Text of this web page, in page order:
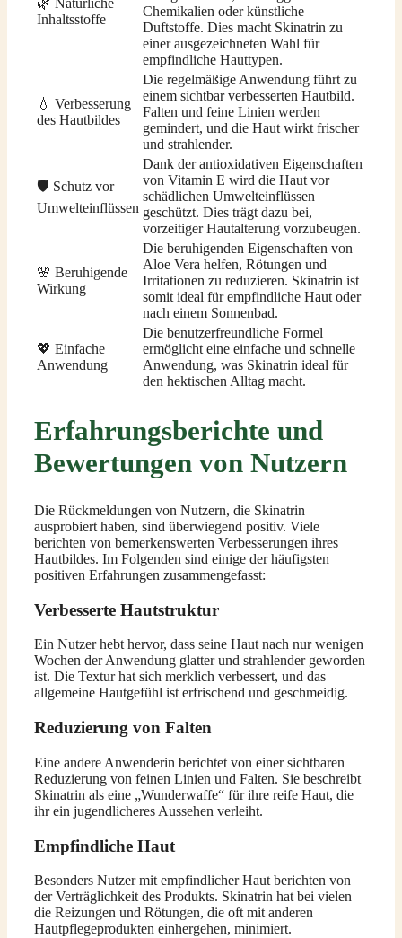
Inhaltsstoffe
Chemikalien oder künstliche
Duftstoffe. Dies macht Skinatrin zu
einer ausgezeichneten Wahl für
empfindliche Hauttypen.
💧 Verbesserung
des Hautbildes
Die regelmäßige Anwendung führt zu
einem sichtbar verbesserten Hautbild.
Falten und feine Linien werden
gemindert, und die Haut wirkt frischer
und strahlender.
🛡️ Schutz vor
Umwelteinflüssen
Dank der antioxidativen Eigenschaften
von Vitamin E wird die Haut vor
schädlichen Umwelteinflüssen
geschützt. Dies trägt dazu bei,
vorzeitiger Hautalterung vorzubeugen.
🌸 Beruhigende
Wirkung
Die beruhigenden Eigenschaften von
Aloe Vera helfen, Rötungen und
Irritationen zu reduzieren. Skinatrin ist
somit ideal für empfindliche Haut oder
nach einem Sonnenbad.
💖 Einfache
Anwendung
Die benutzerfreundliche Formel
ermöglicht eine einfache und schnelle
Anwendung, was Skinatrin ideal für
den hektischen Alltag macht.
Erfahrungsberichte und
Bewertungen von Nutzern
Die Rückmeldungen von Nutzern, die Skinatrin
ausprobiert haben, sind überwiegend positiv. Viele
berichten von bemerkenswerten Verbesserungen ihres
Hautbildes. Im Folgenden sind einige der häufigsten
positiven Erfahrungen zusammengefasst:
Verbesserte Hautstruktur
Ein Nutzer hebt hervor, dass seine Haut nach nur wenigen
Wochen der Anwendung glatter und strahlender geworden
ist. Die Textur hat sich merklich verbessert, und das
allgemeine Hautgefühl ist erfrischend und geschmeidig.
Reduzierung von Falten
Eine andere Anwenderin berichtet von einer sichtbaren
Reduzierung von feinen Linien und Falten. Sie beschreibt
Skinatrin als eine „Wunderwaffe“ für ihre reife Haut, die
ihr ein jugendlicheres Aussehen verleiht.
Empfindliche Haut
Besonders Nutzer mit empfindlicher Haut berichten von
der Verträglichkeit des Produkts. Skinatrin hat bei vielen
die Reizungen und Rötungen, die oft mit anderen
Hautpflegeprodukten einhergehen, minimiert.